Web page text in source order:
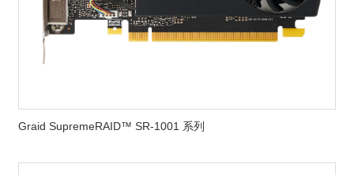
Graid SupremeRAID™ SR-1001 系列